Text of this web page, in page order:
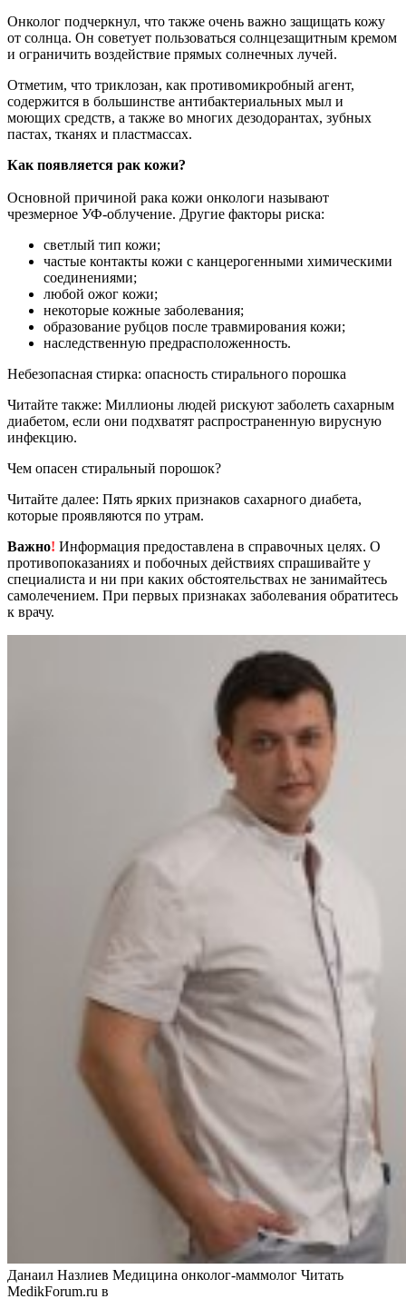
Онколог подчеркнул, что также очень важно защищать кожу
от солнца. Он советует пользоваться солнцезащитным кремом
и ограничить воздействие прямых солнечных лучей.
Отметим, что триклозан, как противомикробный агент,
содержится в большинстве антибактериальных мыл и
моющих средств, а также во многих дезодорантах, зубных
пастах, тканях и пластмассах.
Как появляется рак кожи?
Основной причиной рака кожи онкологи называют
чрезмерное УФ-облучение. Другие факторы риска:
светлый тип кожи;
частые контакты кожи с канцерогенными химическими
соединениями;
любой ожог кожи;
некоторые кожные заболевания;
образование рубцов после травмирования кожи;
наследственную предрасположенность.
Небезопасная стирка: опасность стирального порошка
Читайте также: Миллионы людей рискуют заболеть сахарным
диабетом, если они подхватят распространенную вирусную
инфекцию.
Чем опасен стиральный порошок?
Читайте далее: Пять ярких признаков сахарного диабета,
которые проявляются по утрам.
Важно! Информация предоставлена в справочных целях. О
противопоказаниях и побочных действиях спрашивайте у
специалиста и ни при каких обстоятельствах не занимайтесь
самолечением. При первых признаках заболевания обратитесь
к врачу.
Данаил Назлиев Медицина онколог-маммолог Читать
MedikForum.ru в